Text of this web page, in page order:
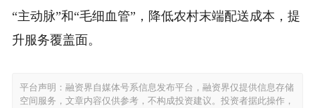
“主动脉”和“毛细血管”，降低农村末端配送成本，提
升服务覆盖面。
平台声明：融资界自媒体号系信息发布平台，融资界仅提供信息存储
空间服务，文章内容仅供参考，不构成投资建议。投资者据此操作，